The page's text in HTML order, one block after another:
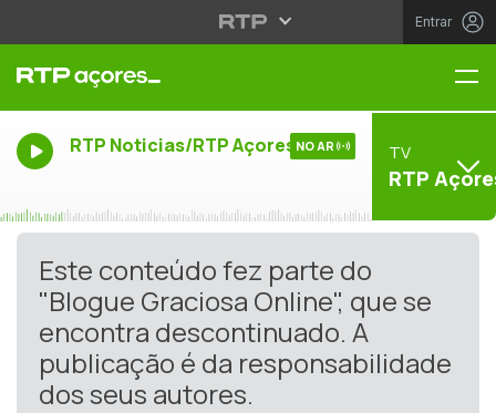
Entrar
RTP Noticias/RTP Açores NO AR TV
RTP
Este conteúdo fez parte do
"Blogue Graciosa Online", que se
encontra descontinuado. A
publicação é da responsabilidade
dos seus autores.